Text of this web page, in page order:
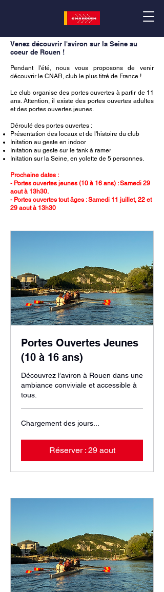
Portes Ouvertes 2026
Venez découvrir l'aviron sur la Seine au
coeur de Rouen !
Pendant l'été, nous vous proposons de venir
découvrir le CNAR, club le plus titré de France !
Le club organise des portes ouvertes à partir de 11
ans. Attention, il existe des portes ouvertes adultes
et des portes ouvertes jeunes.
Déroulé des portes ouvertes :
Présentation des locaux et de l'histoire du club
Initation au geste en indoor
Initation au geste sur le tank à ramer
Initation sur la Seine, en yolette de 5 personnes.
Prochaine dates :
- Portes ouvertes jeunes (10 à 16 ans) : Samedi 29
aout à 13h30.
- Portes ouvertes tout âges : Samedi 11 juillet, 22 et
29 aout à 13h30
Portes Ouvertes Jeunes
(10 à 16 ans)
Découvrez l’aviron à Rouen dans une
ambiance conviviale et accessible à
tous.
Chargement des jours...
Réserver : 29 aout